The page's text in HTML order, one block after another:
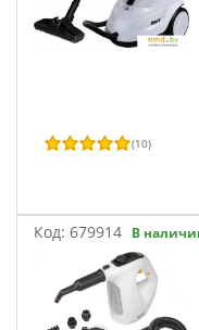
(10)
Код: 679914 В